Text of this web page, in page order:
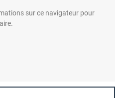
sur ce navigateur pour